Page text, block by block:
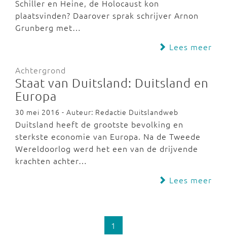
Schiller en Heine, de Holocaust kon
plaatsvinden? Daarover sprak schrijver Arnon
Grunberg met…
Lees meer
Achtergrond
Staat van Duitsland: Duitsland en
Europa
30 mei 2016 - Auteur: Redactie Duitslandweb
Duitsland heeft de grootste bevolking en
sterkste economie van Europa. Na de Tweede
Wereldoorlog werd het een van de drijvende
krachten achter…
Lees meer
1